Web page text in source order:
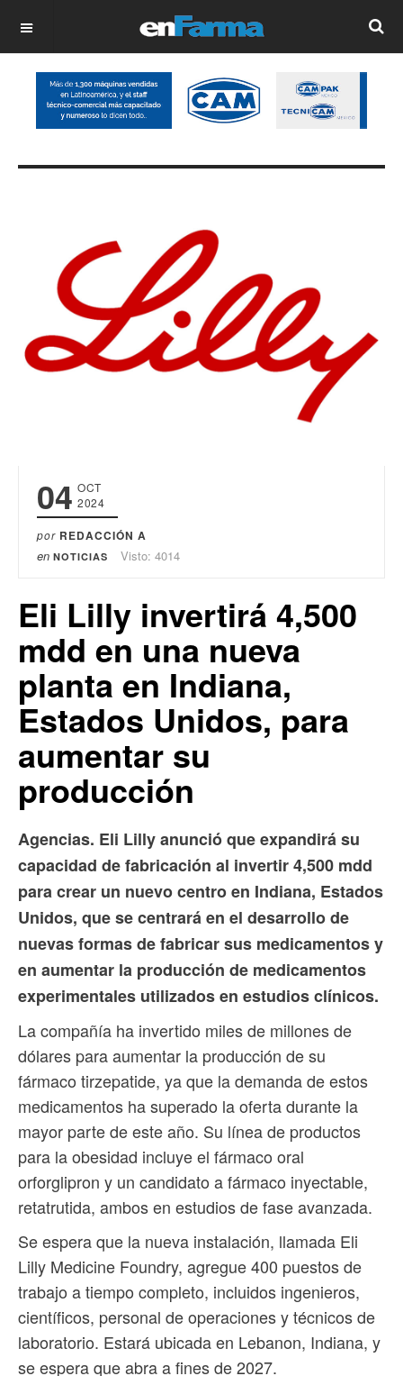
OFF CANVAS
04 OCT
2024
por REDACCIÓN A
en NOTICIAS Visto: 4014
Eli Lilly invertirá 4,500
mdd en una nueva
planta en Indiana,
Estados Unidos, para
aumentar su
producción
Agencias. Eli Lilly anunció que expandirá su
capacidad de fabricación al invertir 4,500 mdd
para crear un nuevo centro en Indiana, Estados
Unidos, que se centrará en el desarrollo de
nuevas formas de fabricar sus medicamentos y
en aumentar la producción de medicamentos
experimentales utilizados en estudios clínicos.
La compañía ha invertido miles de millones de
dólares para aumentar la producción de su
fármaco tirzepatide, ya que la demanda de estos
medicamentos ha superado la oferta durante la
mayor parte de este año. Su línea de productos
para la obesidad incluye el fármaco oral
orforglipron y un candidato a fármaco inyectable,
retatrutida, ambos en estudios de fase avanzada.
Se espera que la nueva instalación, llamada Eli
Lilly Medicine Foundry, agregue 400 puestos de
trabajo a tiempo completo, incluidos ingenieros,
científicos, personal de operaciones y técnicos de
laboratorio. Estará ubicada en Lebanon, Indiana, y
se espera que abra a fines de 2027.